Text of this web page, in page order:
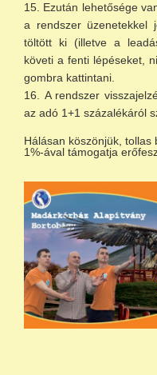
Ezután lehetősége
a rendszer üzenetekkel
töltött ki (illetve a
követi a fenti lépéseket,
gombra kattintani.
A rendszer
az adó 1+1 százalékáról
Hálásan köszönjük,
1%-ával támogatja